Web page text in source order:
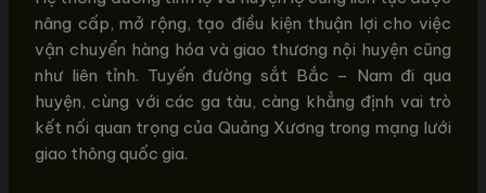
nâng cấp, mở rộng, tạo điều kiện thuận lợi cho việc
vận chuyển hàng hóa và giao thương nội huyện cũng
như liên tỉnh. Tuyến đường sắt Bắc – Nam đi qua
huyện, cùng với các ga tàu, càng khẳng định vai trò
kết nối quan trọng của Quảng Xương trong mạng lưới
giao thông quốc gia.